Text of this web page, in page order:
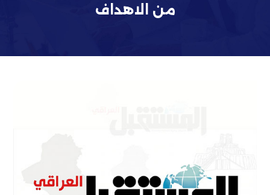
من الاهداف